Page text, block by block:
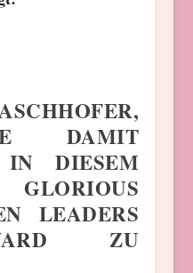
DAMIT
IN DIESEM
LEADERS
ZU